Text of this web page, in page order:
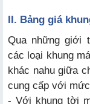
II. Bảng giá
Qua những giới
các loại khung
khác nahu giữa
cung cấp với
- Với khung tời